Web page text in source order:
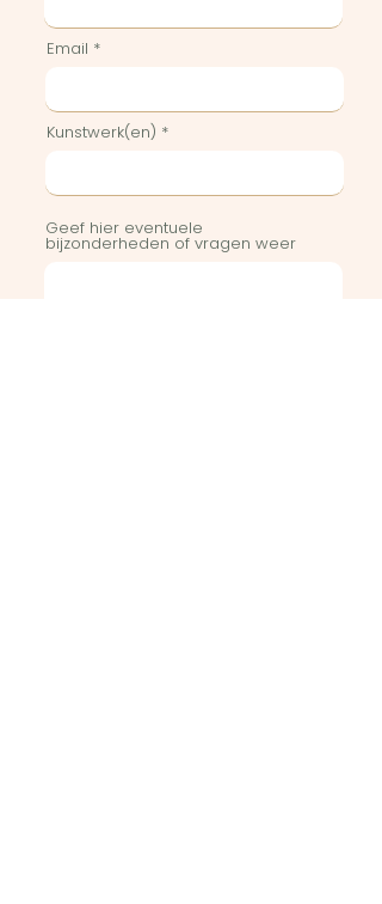
Email
Kunstwerk(en)
Geef hier eventuele
bijzonderheden of vragen weer